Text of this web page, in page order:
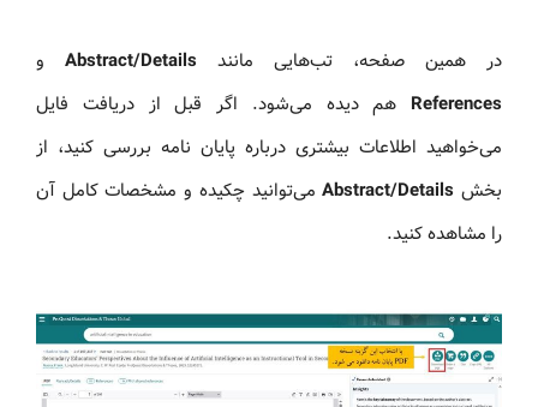
در همین صفحه، تب‌هایی مانند Abstract/Details و
References هم دیده می‌شود. اگر قبل از دریافت فایل
می‌خواهید اطلاعات بیشتری درباره پایان نامه بررسی کنید، از
بخش Abstract/Detailsمی‌توانید چکیده و مشخصات کامل آن
را مشاهده کنید.